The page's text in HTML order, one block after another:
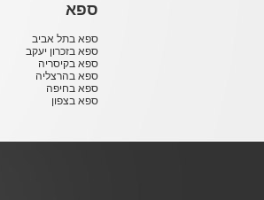
ספא
ספא בתל אביב
ספא בזכרון יעקב
ספא בקיסריה
ספא בהרצליה
ספא בחיפה
ספא בצפון